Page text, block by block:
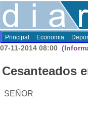
Principal Economia
07-11-2014 08:00
Cesanteados
SEÑOR